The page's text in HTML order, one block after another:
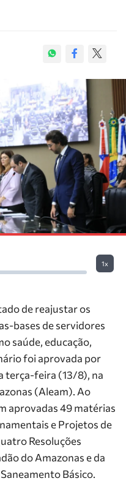
1x
de reajustar os
bases de servidores
saúde, educação,
foi aprovada por
terça-feira (13/8), na
(Aleam). Ao
aprovadas 49 matérias
e Projetos de
Resoluções
do Amazonas e da
Básico.